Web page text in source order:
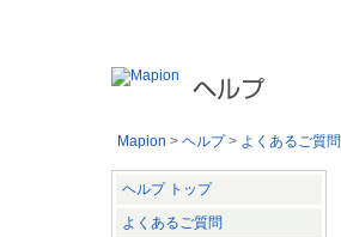
Mapion > ヘルプ> よくあるご質問
ヘルプ トップ
よくあるご質問